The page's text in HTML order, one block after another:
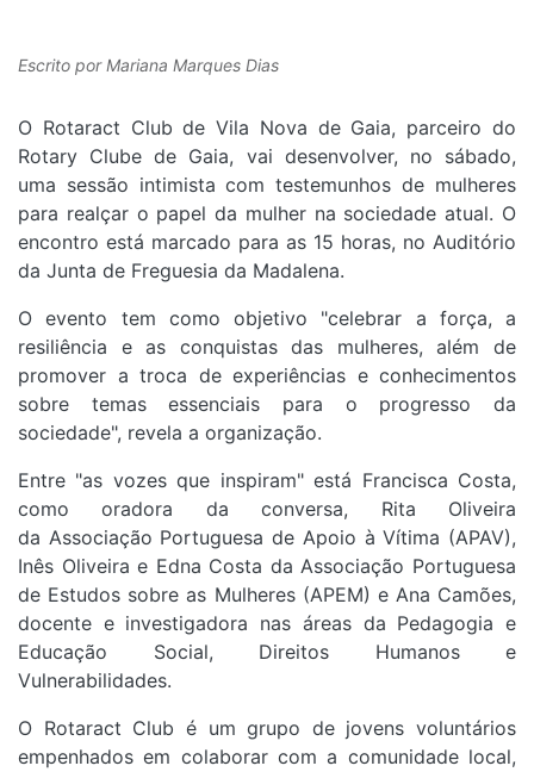
Escrito porMariana Marques Dias
O Rotaract Club de Vila Nova de Gaia, parceiro do
Rotary Clube de Gaia, vai desenvolver, no sábado,
uma sessão intimista com testemunhos de mulheres
para realçar o papel da mulher na sociedade atual. O
encontro está marcado para as 15 horas, no Auditório
da Junta de Freguesia da Madalena.
O evento tem como objetivo "celebrar a força, a
resiliência e as conquistas das mulheres, além de
promover a troca de experiências e conhecimentos
sobre temas essenciais para o progresso da
sociedade", revela a organização.
Entre "as vozes que inspiram" está Francisca Costa,
como oradora da conversa, Rita Oliveira
da Associação Portuguesa de Apoio à Vítima (APAV),
Inês Oliveira e Edna Costa da Associação Portuguesa
de Estudos sobre as Mulheres (APEM) e Ana Camões,
docente e investigadora nas áreas da Pedagogia e
Educação Social, Direitos Humanos e
Vulnerabilidades.
O Rotaract Club é um grupo de jovens voluntários
empenhados em colaborar com a comunidade local,